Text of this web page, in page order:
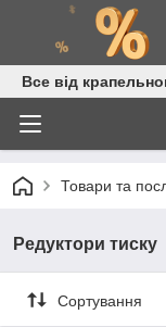
Все від
Товари та
Редуктори тиску
Сортування